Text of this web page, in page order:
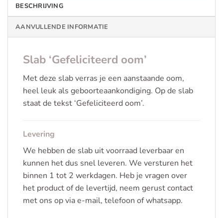
BESCHRIJVING
AANVULLENDE INFORMATIE
Slab ‘Gefeliciteerd oom’
Met deze slab verras je een aanstaande oom,
heel leuk als geboorteaankondiging. Op de slab
staat de tekst ‘Gefeliciteerd oom’.
Levering
We hebben de slab uit voorraad leverbaar en
kunnen het dus snel leveren. We versturen het
binnen 1 tot 2 werkdagen. Heb je vragen over
het product of de levertijd, neem gerust contact
met ons op via e-mail, telefoon of whatsapp.